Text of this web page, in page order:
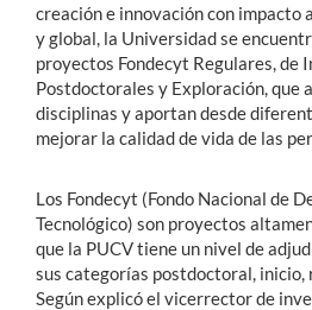
creación e innovación con impacto
y global, la Universidad se
proyectos Fondecyt Regulares, de
Postdoctorales y Exploración, que
disciplinas y aportan desde
mejorar la calidad de vida de las
Los Fondecyt (Fondo Nacional de
Tecnológico) son proyectos
que la PUCV tiene un nivel de
sus categorías postdoctoral, inicio,
Según explicó el vicerrector de